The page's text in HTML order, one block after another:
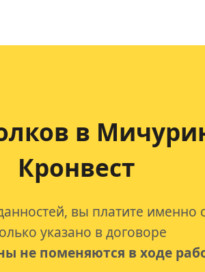
в
Кронвест
вы платите именно
указано в договоре
не поменяются в ходе